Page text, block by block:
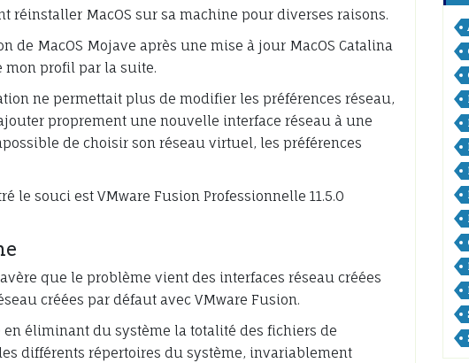
réinstaller MacOS sur sa machine pour diverses raisons.
de MacOS Mojave après une mise à jour MacOS Catalina
mon profil par la suite.
ne permettait plus de modifier les préférences réseau,
proprement une nouvelle interface réseau à une
de choisir son réseau virtuel, les préférences
le souci est VMware Fusion Professionnelle 11.5.0
que le problème vient des interfaces réseau créées
créées par défaut avec VMware Fusion.
en éliminant du système la totalité des fichiers de
différents répertoires du système, invariablement